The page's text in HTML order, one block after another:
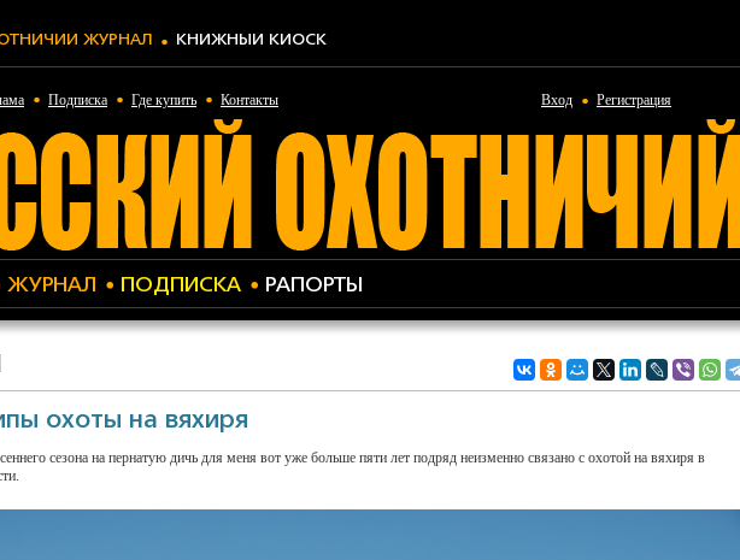
ЖУРНАЛ КНИЖНЫЙ КИОСК
Вход Регистрация
Подписка Где купить Контакты
ЖУРНАЛ ПОДПИСКА РАПОРТЫ
охоты на вяхиря
сезона на пернатую дичь для меня вот уже больше пяти лет подряд неизменно связано с охотой на вяхиря в